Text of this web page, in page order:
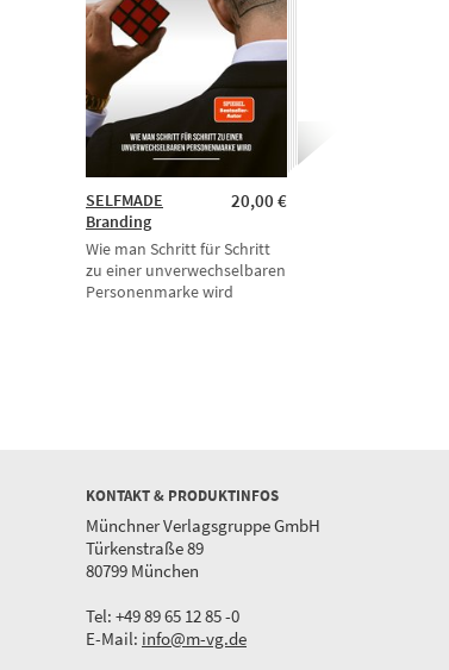
20,00 €
SELFMADE
Branding
Wie man Schritt für Schritt
zu einer unverwechselbaren
Personenmarke wird
KONTAKT & PRODUKTINFOS
Münchner Verlagsgruppe GmbH
Türkenstraße 89
80799 München
Tel: +49 89 65 12 85 -0
E-Mail: info@m-vg.de